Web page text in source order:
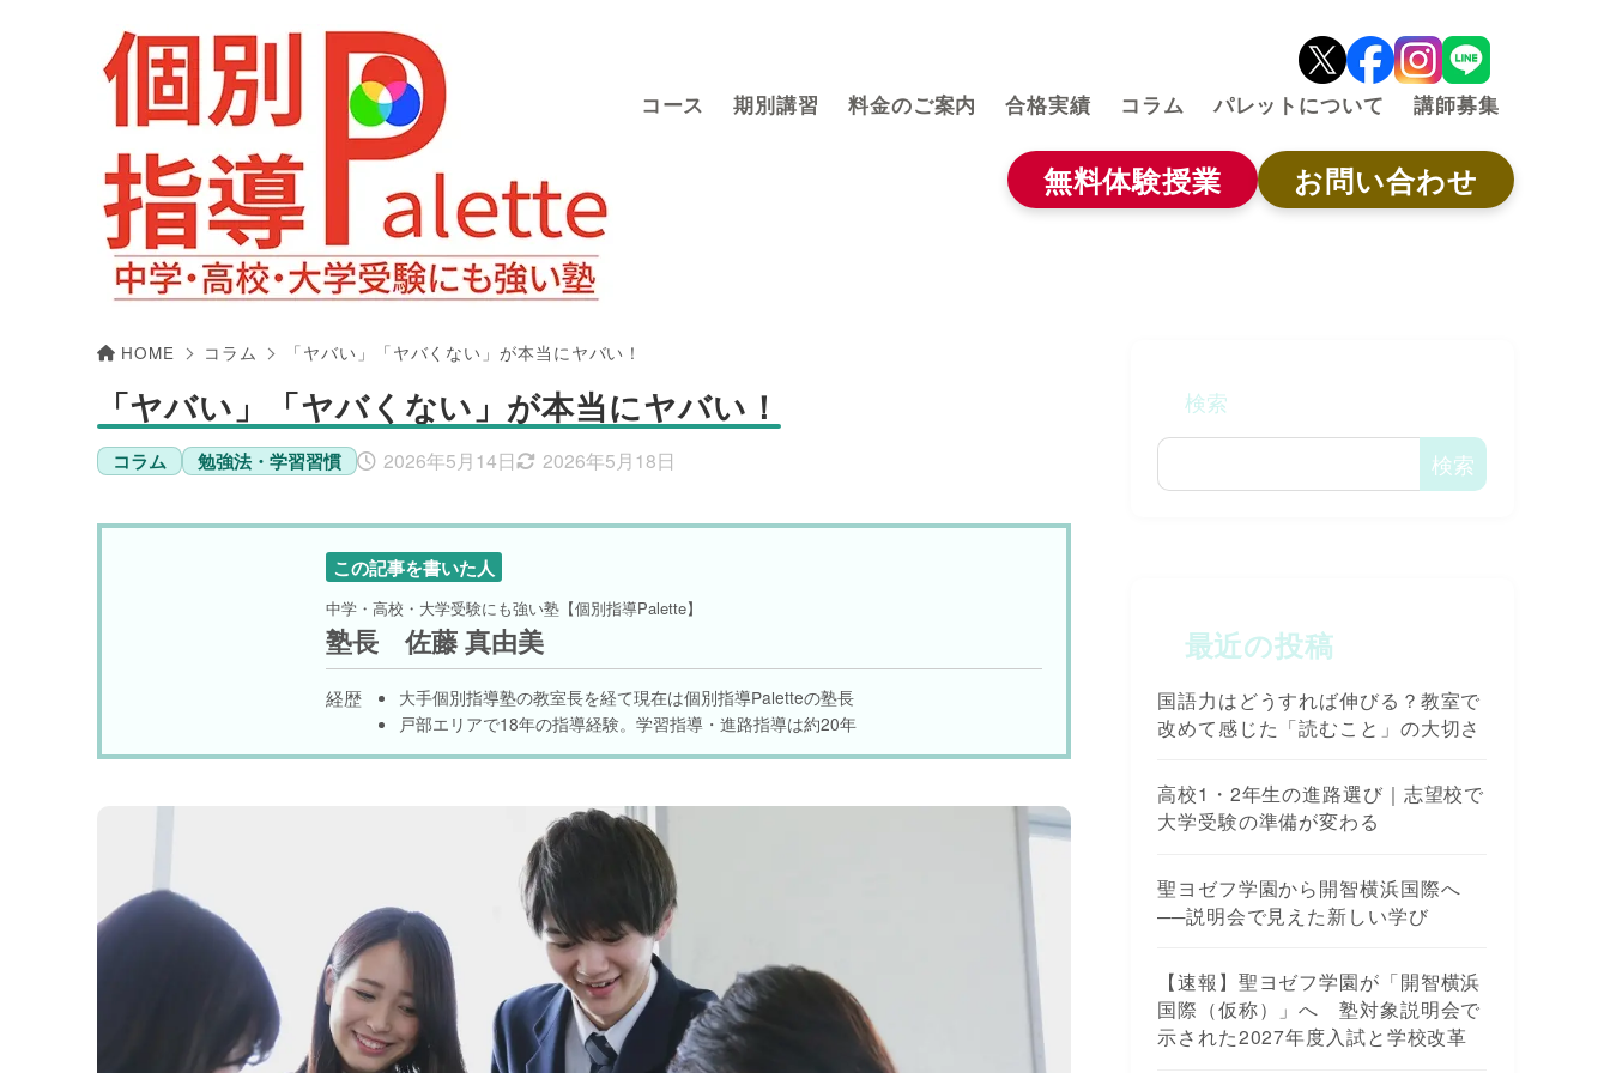
コース 期別講習 料金のご案内 合格実績 コラム パレットについて 講師募集
tel.045-548-9667
平日14:00〜21:00／土曜13:00〜18:00
無料体験授業 お問い合わせ
HOME コラム 「ヤバい」「ヤバくない」が本当にヤバい！
「ヤバい」「ヤバくない」が本当にヤバい！
2026年5月14日 2026年5月18日
コラム 勉強法・学習習慣
この記事を書いた人
中学・高校・大学受験にも強い塾【個別指導Palette】
塾長 佐藤 真由美
経歴
大手個別指導塾の教室長を経て現在は個別指導Paletteの塾長
戸部エリアで18年の指導経験。学習指導・進路指導は約20年
検索
検索
最近の投稿
国語力はどうすれば伸びる？教室で
改めて感じた「読むこと」の大切さ
高校1・2年生の進路選び｜志望校で
大学受験の準備が変わる
聖ヨゼフ学園から開智横浜国際へ
──説明会で見えた新しい学び
【速報】聖ヨゼフ学園が「開智横浜
国際（仮称）」へ 塾対象説明会で
示された2027年度入試と学校改革